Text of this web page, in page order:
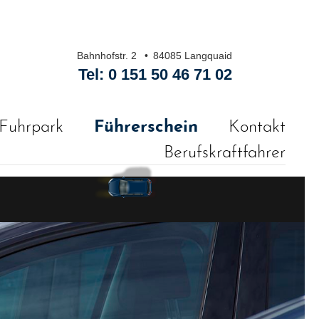
Bahnhofstr. 2 84085 Langquaid
Tel:0 151 50 46 71 02
Führerschein
Kontakt
Berufskraftfahrer